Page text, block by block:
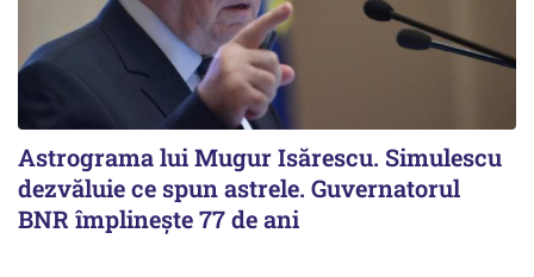
Astrograma lui Mugur Isărescu. Simulescu
dezvăluie ce spun astrele. Guvernatorul
BNR împlinește 77 de ani